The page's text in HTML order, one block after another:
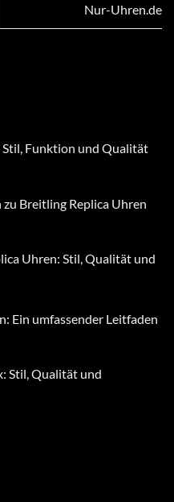
Nur-Uhren.de
Stil, Funktion und Qualität
Breitling Replica Uhren
Uhren: Stil, Qualität und
Ein umfassender Leitfaden
Stil, Qualität und